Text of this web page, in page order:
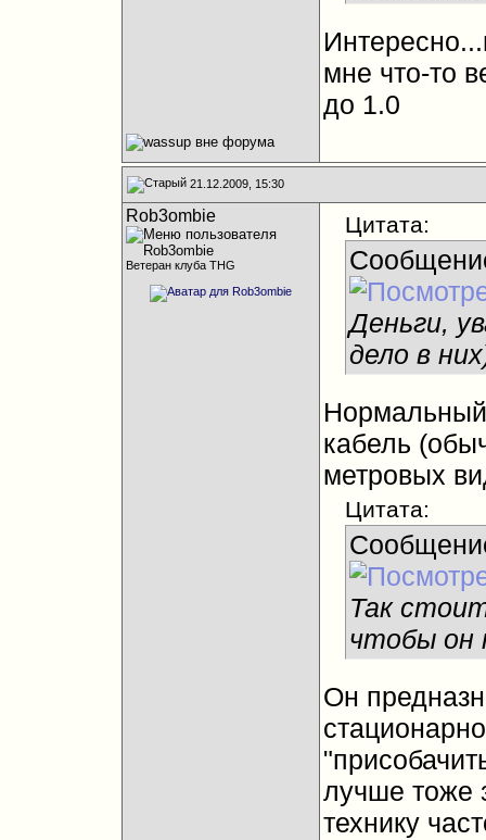
мне что-то
до 1.0
21.12.2009, 15:30
Rob3ombie
Ветеран клуба THG
Цитата:
Деньги,
дело в
кабель
метровых
Цитата:
Так
чтобы он
Он
лучше тоже
технику